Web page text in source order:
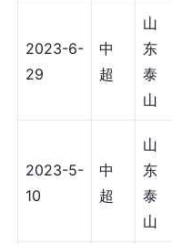
2023-6-
29
中
超
山
东
泰
山
2023-5-
10
中
超
山
东
泰
山